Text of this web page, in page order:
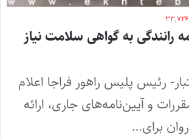
۳۳,۷۲۶
رانندگی به گواهی سلامت نیاز
رئیس پلیس راهور فراجا اعلام
و آیین‌نامه‌های جاری، ارائه
برای…